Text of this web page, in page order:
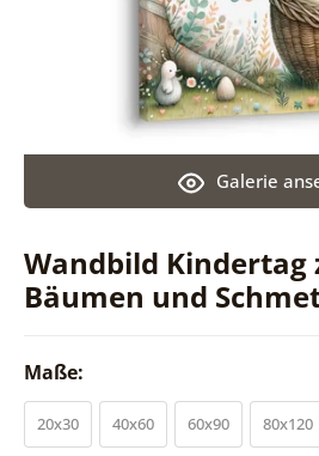
Wandbild Kindertag
Bäumen und
Galerie
Maße:
20x30 40x60 60x90 80x120